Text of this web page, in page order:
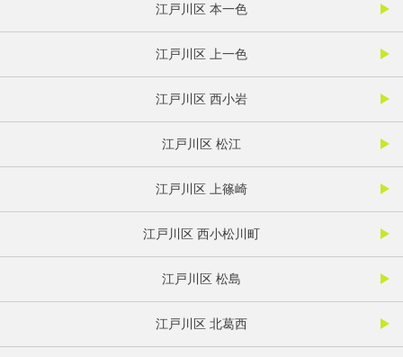
江戸川区 本一色
江戸川区 上一色
江戸川区 西小岩
江戸川区 松江
江戸川区 上篠崎
江戸川区 西小松川町
江戸川区 松島
江戸川区 北葛西